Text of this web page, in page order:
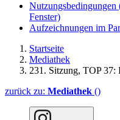
Nutzungsbedingungen
Fenster)
Aufzeichnungen im
Startseite
Mediathek
231. Sitzung, TOP 37:
zurück zu: Mediathek ()